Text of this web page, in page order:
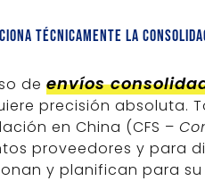
técnicamente la
de envíos
precisión absoluta.
en China (CFS –
proveedores y para
y planifican para su